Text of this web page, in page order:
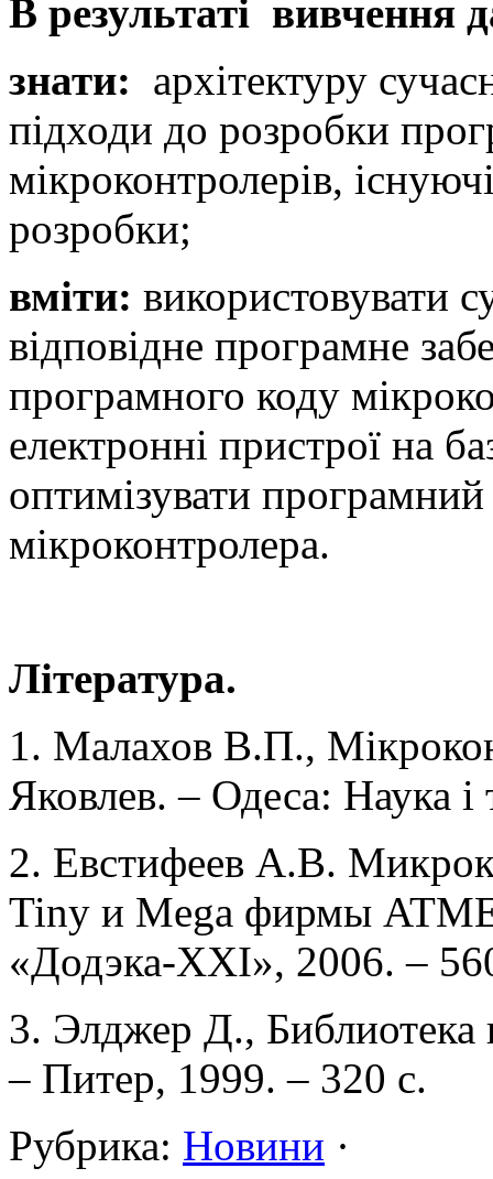
В результаті вивчення
знати: архітектуру
підходи до розробки
мікроконтролерів,
розробки;
вміти: використовувати
відповідне програмне
програмного коду
електронні пристрої на
оптимізувати
мікроконтролера.
Література.
1. Малахов В.П.,
Яковлев. – Одеса: Наука і
2. Евстифеев А.В.
Tiny и Mega фирмы
«Додэка-XXI», 2006. –
3. Элджер Д.,
– Питер, 1999. – 320 с.
Рубрика: Новини ·